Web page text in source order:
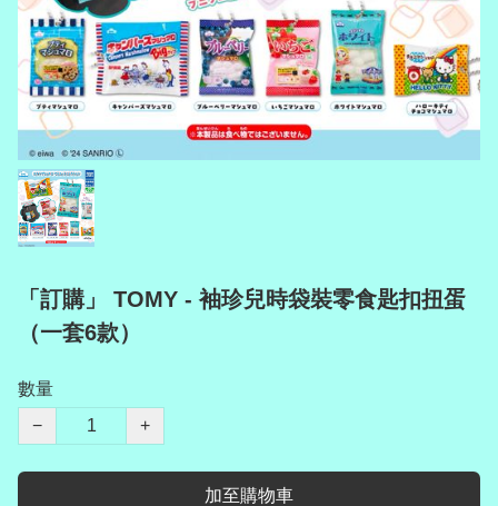
「訂購」 TOMY - 袖珍兒時袋裝零食匙扣扭蛋
（一套6款）
數量
−
+
加至購物車